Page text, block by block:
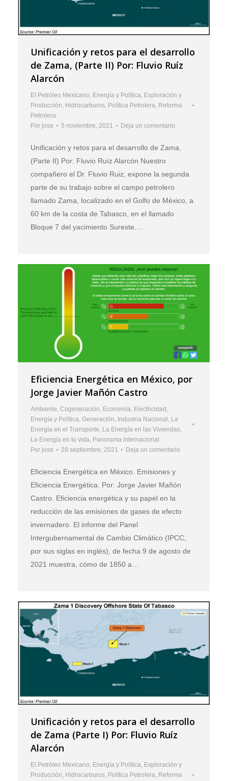
Unificación y retos para el desarrollo
de Zama, (Parte II) Por: Fluvio Ruíz
Alarcón
El Petróleo Mexicano Energía y Política Exploración y
Producción Hidrocarburos Política Petrolera Reforma
Petrolera
Por jose 5 noviembre, 2021 Deja un comentario
Unificación y retos para el desarrollo de Zama,
(Parte II) Por: Fluvio Ruíz Alarcón Nuestro
compañero el Dr. Fluvio Ruiz, expone la segunda
parte de su trabajo sobre el campo petrolero
llamado Zama, localizado en el Golfo de México, a
60 km de la costa de Tabasco, en el llamado
Bloque 7 del yacimiento Sureste.…
Eficiencia Energética en México, por
Jorge Javier Mañón Castro
Ambiente, Cogeneración, Economía, Electricidad ,
Energía y Política, Generación, Industria Nacional , La
Energía en el Transporte, La Energía en las Viviendas,
La Energía en tu vida, Panorama internacional
Por jose 28 septiembre, 2021 Deja un comentario
Eficiencia Energética en México. Emisiones y
Eficiencia Energética. Por: Jorge Javier Mañón
Castro. Eficiencia energética y su papel en la
reducción de las emisiones de gases de efecto
invernadero. El informe del Panel
Intergubernamental de Cambio Climático (IPCC,
por sus siglas en inglés), de fecha 9 de agosto de
2021 muestra, cómo de 1850 a…
Unificación y retos para el desarrollo
de Zama (Parte I) Por: Fluvio Ruíz
Alarcón
El Petróleo Mexicano Energía y Política Exploración y
Producción Hidrocarburos Política Petrolera Reforma